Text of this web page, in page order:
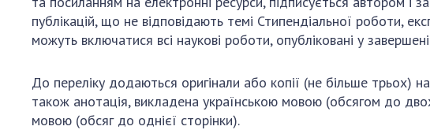
публікацій, що не відповідають темі Стипендіальної роботи,
можуть включатися всі наукові роботи, опубліковані у
До переліку додаються оригінали або копії (не більше трьох)
також анотація, викладена українською мовою (обсягом до
мовою (обсяг до однієї сторінки).